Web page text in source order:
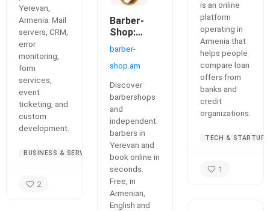
Yerevan,
Armenia. Mail
servers, CRM,
error
monitoring,
form
services,
event
ticketing, and
custom
development.
BUSINESS & SERVICES
2
Barber-
Shop:
online
barber
booking in
barber-
shop.am
Discover
barbershops
and
independent
barbers in
Yerevan and
book online in
seconds.
Free, in
Armenian,
English and
is an online
platform
operating in
Armenia that
helps people
compare loan
offers from
banks and
credit
organizations.
TECH & STARTUPS
1